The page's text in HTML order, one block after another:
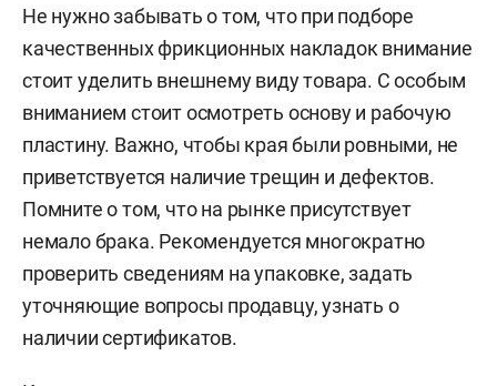
Не нужно забывать о том, что при подборе
качественных фрикционных накладок внимание
стоит уделить внешнему виду товара. С особым
вниманием стоит осмотреть основу и рабочую
пластину. Важно, чтобы края были ровными, не
приветствуется наличие трещин и дефектов.
Помните о том, что на рынке присутствует
немало брака. Рекомендуется многократно
проверить сведениям на упаковке, задать
уточняющие вопросы продавцу, узнать о
наличии сертификатов.